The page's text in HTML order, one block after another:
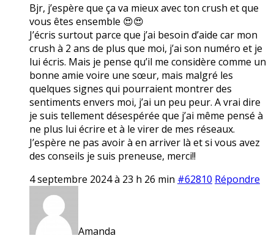
Bjr, j’espère que ça va mieux avec ton crush et que
vous êtes ensemble 😍😍
J’écris surtout parce que j’ai besoin d’aide car mon
crush à 2 ans de plus que moi, j’ai son numéro et je
lui écris. Mais je pense qu’il me considère comme un
bonne amie voire une sœur, mais malgré les
quelques signes qui pourraient montrer des
sentiments envers moi, j’ai un peu peur. A vrai dire
je suis tellement désespérée que j’ai même pensé à
ne plus lui écrire et à le virer de mes réseaux.
J’espère ne pas avoir à en arriver là et si vous avez
des conseils je suis preneuse, merci!!
4 septembre 2024 à 23 h 26 min #62810 Répondre
Amanda